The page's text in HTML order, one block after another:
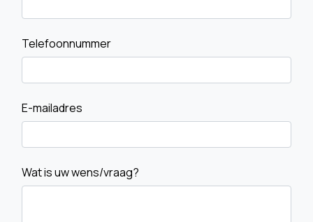
Telefoonnummer
E-mailadres
Wat is uw wens/vraag?